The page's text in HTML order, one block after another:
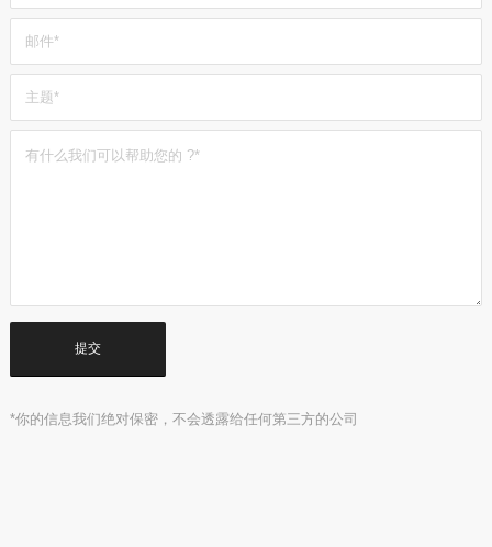
*你的信息我们绝对保密，不会透露给任何第三方的公司